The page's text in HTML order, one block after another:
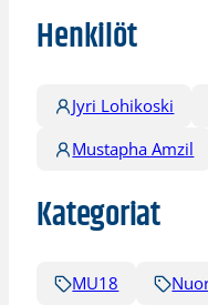
Henkilöt
Jyri Lohikoski
Mustapha Amzil
Kategoriat
MU18